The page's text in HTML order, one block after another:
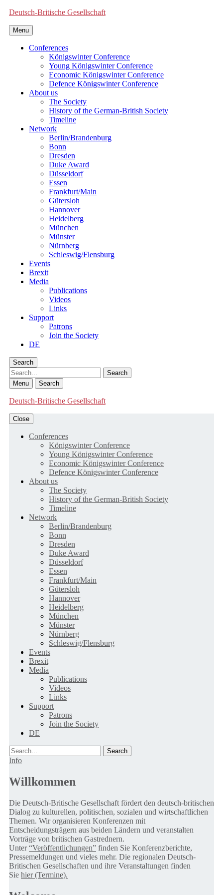
Deutsch-Britische Gesellschaft
Menu
Conferences
Königswinter Conference
Young Königswinter Conference
Economic Königswinter Conference
Defence Königswinter Conference
About us
The Society
History of the German-British Society
Timeline
Network
Berlin/Brandenburg
Bonn
Dresden
Duke Award
Düsseldorf
Essen
Frankfurt/Main
Gütersloh
Hannover
Heidelberg
München
Münster
Nürnberg
Schleswig/Flensburg
Events
Brexit
Media
Publications
Videos
Links
Support
Patrons
Join the Society
DE
Search
Search
Menu Search
Deutsch-Britische Gesellschaft
Close
Conferences
Königswinter Conference
Young Königswinter Conference
Economic Königswinter Conference
Defence Königswinter Conference
About us
The Society
History of the German-British Society
Timeline
Network
Berlin/Brandenburg
Bonn
Dresden
Duke Award
Düsseldorf
Essen
Frankfurt/Main
Gütersloh
Hannover
Heidelberg
München
Münster
Nürnberg
Schleswig/Flensburg
Events
Brexit
Media
Publications
Videos
Links
Support
Patrons
Join the Society
DE
Search
Info
Willkommen
Die Deutsch-Britische Gesellschaft fördert den deutsch-britischen
Dialog zu kulturellen, politischen, sozialen und wirtschaftlichen
Themen. Wir organisieren Konferenzen mit
Entscheidungsträgern aus beiden Ländern und veranstalten
Vorträge von britischen Gastrednern.
Unter“Veröffentlichungen” finden Sie Konferenzberichte,
Pressemeldungen und vieles mehr. Die regionalen Deutsch-
Britischen Gesellschaften und ihre Veranstaltungen finden
Sie hier (Termine).